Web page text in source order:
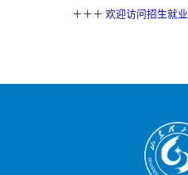
＋＋＋ 欢迎访问招生就